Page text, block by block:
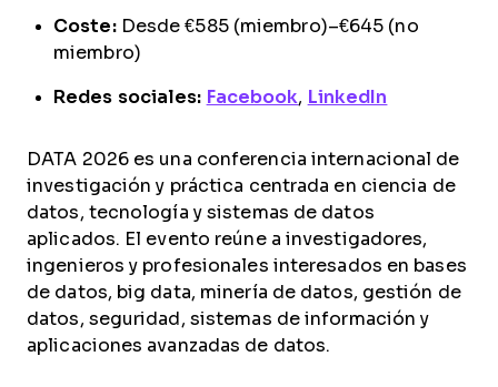
Coste:Desde €585 (miembro)–€645 (no
miembro)
Redes sociales: Facebook, LinkedIn
DATA 2026 es una conferencia internacional de
investigación y práctica centrada en ciencia de
datos, tecnología y sistemas de datos
aplicados. El evento reúne a investigadores,
ingenieros y profesionales interesados en bases
de datos, big data, minería de datos, gestión de
datos, seguridad, sistemas de información y
aplicaciones avanzadas de datos.